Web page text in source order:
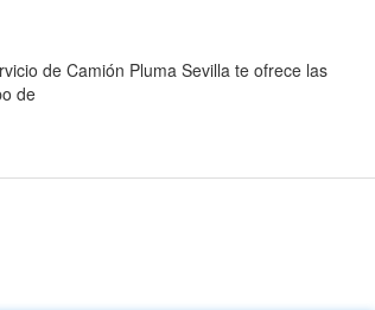
de Camión Pluma Sevilla te ofrece las
de